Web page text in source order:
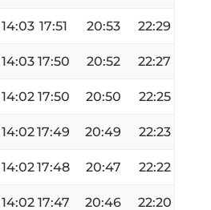
14:03 17:51 20:53 22:29
14:03 17:50 20:52 22:27
14:02 17:50 20:50 22:25
14:0217:49 20:49 22:23
14:0217:48 20:47 22:22
14:02 17:47 20:46 22:20